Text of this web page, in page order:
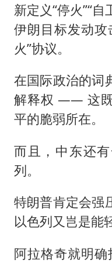
新定义“停火”“自
伊朗目标发动攻
火”协议。
在国际政治的词
解释权 —— 这既
平的脆弱所在。
而且，中东还
列。
特朗普肯定会强
以色列又岂是能
阿拉格奇就明